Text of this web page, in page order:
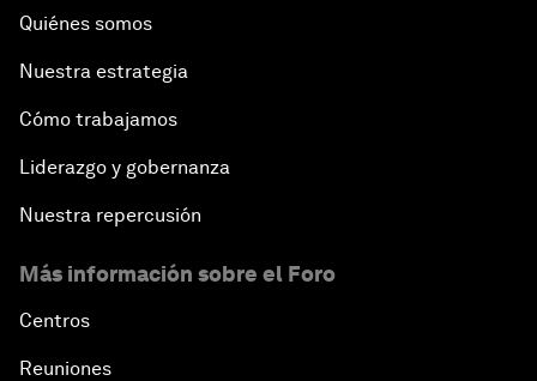
Quiénes somos
Nuestra estrategia
Cómo trabajamos
Liderazgo y gobernanza
Nuestra repercusión
Más información sobre el Foro
Centros
Reuniones